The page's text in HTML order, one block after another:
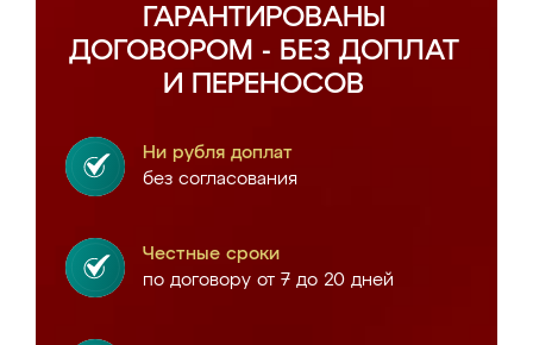
ГАРАНТИРОВАНЫ
ДОГОВОРОМ - БЕЗ ДОПЛАТ
И ПЕРЕНОСОВ
Ни рубля доплат
без согласования
Честные сроки
по договору от 7 до 20 дней